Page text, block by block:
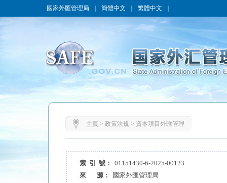
國家外匯管理局 簡體中文 繁體中文
主頁 > 政策法規 > 資本項目外匯管理
索 引 號：
01151430-6-2025-00123
來 源：
國家外匯管理局